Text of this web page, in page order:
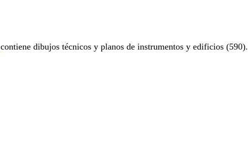
contiene dibujos técnicos y planos de instrumentos y edificios (590).